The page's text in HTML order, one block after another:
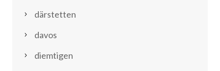
därstetten
davos
diemtigen